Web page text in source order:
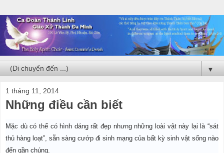
▼
1 tháng 11, 2014
Những điều cần biết
Mặc dù có thể có hình dáng rất đẹp nhưng những loài vật này lại là “sát
thủ hàng loạt”, sẵn sàng cướp đi sinh mạng của bất kỳ sinh vật sống nào
đến gần chúng.